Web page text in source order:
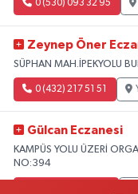
0 (530) 093 32 95
Zeynep Öner
SÜPHAN MAH.İPEKYOLU
0 (432) 217 51 51
Gülcan Eczanesi
KAMPÜS YOLU ÜZERİ
NO:394